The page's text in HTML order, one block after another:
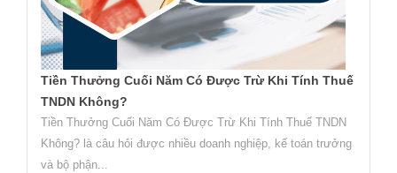
Tiền Thưởng Cuối Năm Có Được Trừ Khi Tính Thuế
TNDN Không?
Tiền Thưởng Cuối Năm Có Được Trừ Khi Tính Thuế TNDN
Không? là câu hỏi được nhiều doanh nghiệp, kế toán trưởng
và bộ phận...